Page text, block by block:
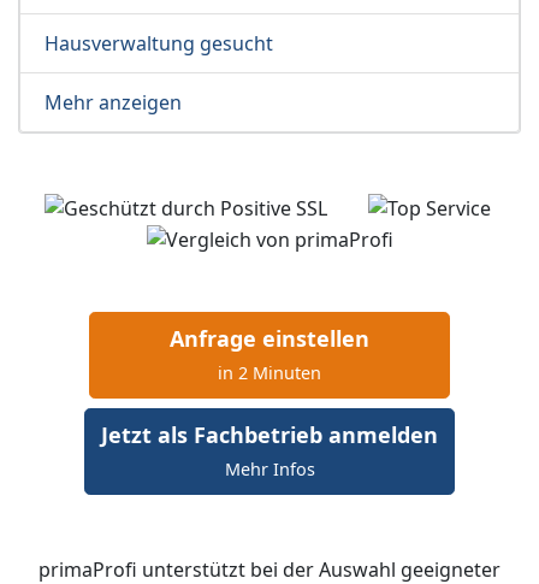
Hausverwaltung gesucht
Mehr anzeigen
Anfrage einstellen
in 2 Minuten
Jetzt als Fachbetrieb anmelden
Mehr Infos
primaProfi unterstützt bei der Auswahl geeigneter